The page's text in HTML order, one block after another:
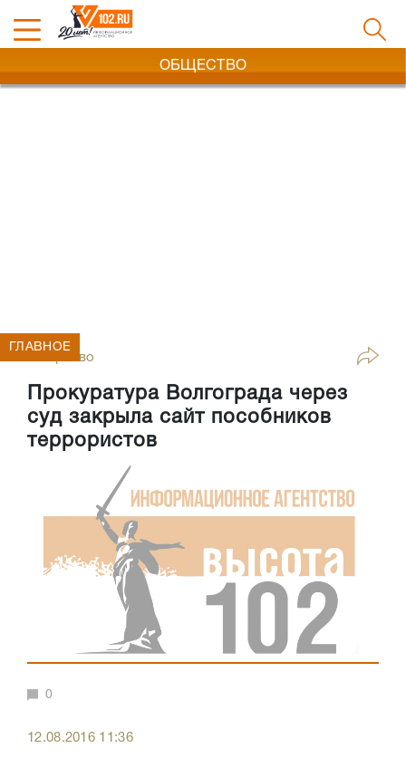
ОБЩЕСТВО
Общество
Прокуратура Волгограда через
суд закрыла сайт пособников
террористов
ГЛАВНОЕ
0
12.08.2016 11:36